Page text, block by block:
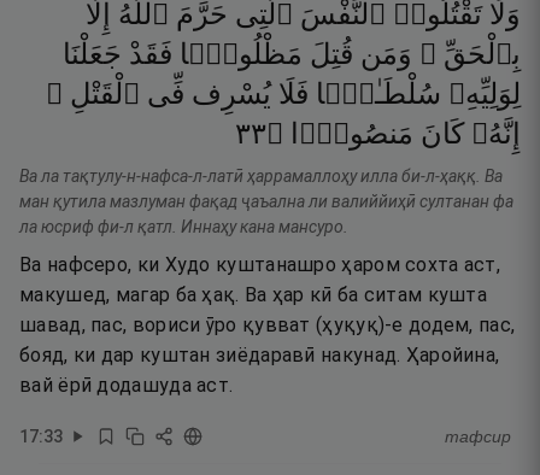
وَلَا تَقْتُلُوا۟ ٱلنَّفْسَ ٱلَّتِى حَرَّمَ ٱللَّهُ
إِلَّا
بِٱلْحَقِّ ۗ وَمَن قُتِلَ مَظْلُومًۭا فَقَدْ جَعَلْنَا
لِوَلِيِّهِۦ سُلْطَـٰنًۭا فَلَا يُسْرِف فِّى ٱلْقَتْلِ ۖ
إِنَّهُۥ كَانَ مَنصُورًۭا ۝٣٣
Ва ла тақтулу-н-нафса-л-латӣ ҳаррамаллоҳу илла би-л-ҳаққ. Ва
ман қутила мазлуман фақад ҷаъална ли валиййиҳӣ султанан фа
ла юсриф фи-л қатл. Иннаҳу кана мансуро.
Ва нафсеро, ки Худо куштанашро ҳаром сохта аст,
макушед, магар ба ҳақ. Ва ҳар кӣ ба ситам кушта
шавад, пас, вориси ӯро қувват (ҳуқуқ)-е додем, пас,
бояд, ки дар куштан зиёдаравӣ накунад. Ҳаройина,
вай ёрӣ додашуда аст.
17:33 тафсир